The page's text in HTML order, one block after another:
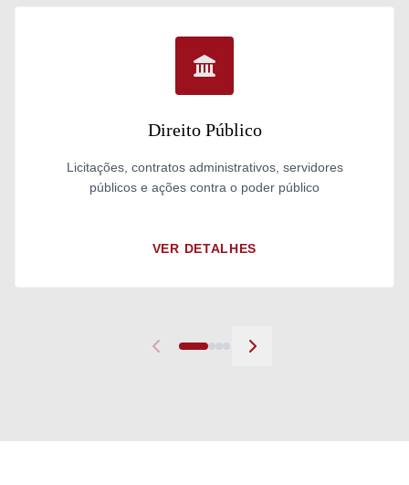
Direito Público
Licitações, contratos administrativos, servidores
públicos e ações contra o poder público
VER DETALHES